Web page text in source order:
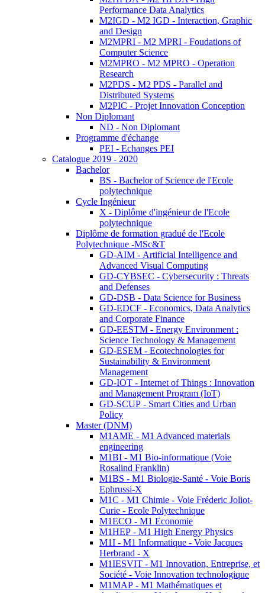
Performance Data Analytics
M2IGD - M2 IGD - Interaction, Graphic
and Design
M2MPRI - M2 MPRI - Foudations of
Computer Science
M2MPRO - M2 MPRO - Operation
Research
M2PDS - M2 PDS - Parallel and
Distributed Systems
M2PIC - Projet Innovation Conception
Non Diplomant
ND - Non Diplomant
Programme d'échange
PEI - Echanges PEI
Catalogue 2019 - 2020
Bachelor
BS - Bachelor of Science de l'Ecole
polytechnique
Cycle Ingénieur
X - Diplôme d'ingénieur de l'Ecole
polytechnique
Diplôme de formation gradué de l'Ecole
Polytechnique -MSc&T
GD-AIM - Artificial Intelligence and
Advanced Visual Computing
GD-CYBSEC - Cybersecurity : Threats
and Defenses
GD-DSB - Data Science for Business
GD-EDCF - Economics, Data Analytics
and Corporate Finance
GD-EESTM - Energy Environment :
Science Technology & Management
GD-ESEM - Ecotechnologies for
Sustainability & Environment
Management
GD-IOT - Internet of Things : Innovation
and Management Program (IoT)
GD-SCUP - Smart Cities and Urban
Policy
Master (DNM)
M1AME - M1 Advanced materials
engineering
M1BI - M1 Bio-informatique (Voie
Rosalind Franklin)
M1BS - M1 Biologie-Santé - Voie Boris
Ephrussi-X
M1C - M1 Chimie - Voie Fréderic Joliot-
Curie - Ecole Polytechnique
M1ECO - M1 Economie
M1HEP - M1 High Energy Physics
M1I - M1 Informatique - Voie Jacques
Herbrand - X
M1IESVIT - M1 Innovation, Entreprise, et
Société - Voie Innovation technologique
M1MAP - M1 Mathématiques et